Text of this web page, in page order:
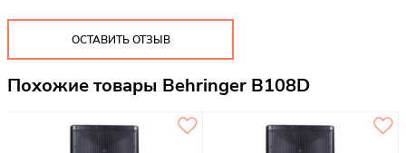
ОСТАВИТЬ ОТЗЫВ
Похожие товары Behringer B108D